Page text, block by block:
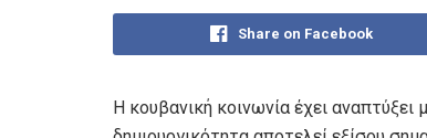
Share on Facebook
Η κουβανική κοινωνία έχει αναπτύξει